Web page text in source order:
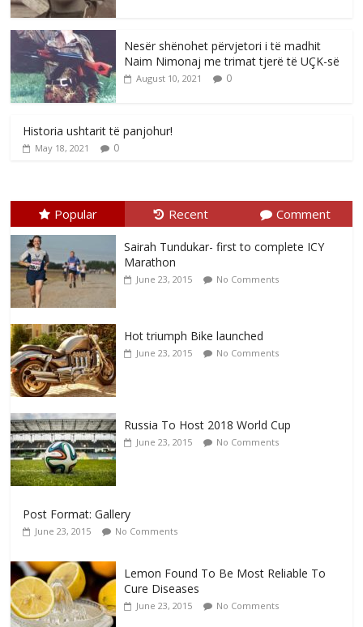
Nesër shënohet përvjetori i të madhit
Naim Nimonaj me trimat tjerë të UÇK-së
August 10, 2021 0
Historia ushtarit të panjohur!
May 18, 2021 0
Popular Recent Comment
Sairah Tundukar- first to complete ICY
Marathon
June 23, 2015 No Comments
Hot triumph Bike launched
June 23, 2015 No Comments
Russia To Host 2018 World Cup
June 23, 2015 No Comments
Post Format: Gallery
June 23, 2015 No Comments
Lemon Found To Be Most Reliable To
Cure Diseases
June 23, 2015 No Comments